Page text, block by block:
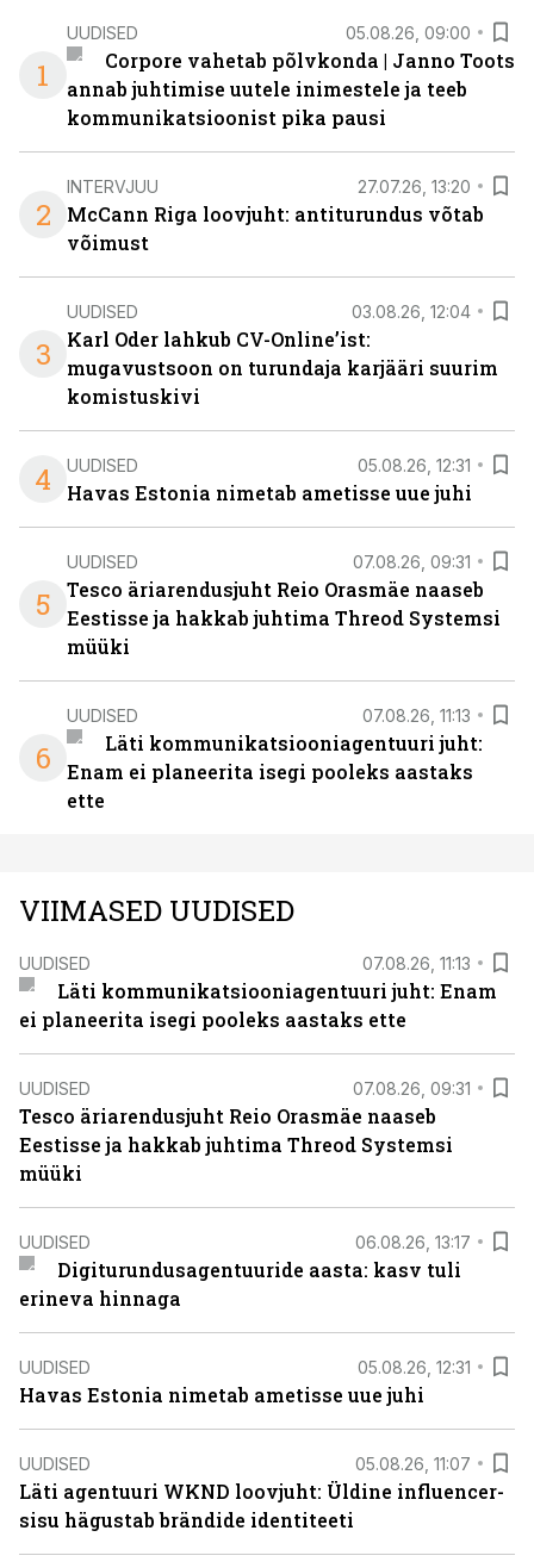
1
UUDISED 05.08.26, 09:00
Corpore vahetab põlvkonda | Janno Toots
annab juhtimise uutele inimestele ja teeb
kommunikatsioonist pika pausi
2
INTERVJUU 27.07.26, 13:20
McCann Riga loovjuht: antiturundus võtab
võimust
3
UUDISED 03.08.26, 12:04
Karl Oder lahkub CV-Online’ist:
mugavustsoon on turundaja karjääri suurim
komistuskivi
4 UUDISED 05.08.26, 12:31
Havas Estonia nimetab ametisse uue juhi
5
UUDISED 07.08.26, 09:31
Tesco äriarendusjuht Reio Orasmäe naaseb
Eestisse ja hakkab juhtima Threod Systemsi
müüki
6
UUDISED 07.08.26, 11:13
Läti kommunikatsiooniagentuuri juht:
Enam ei planeerita isegi pooleks aastaks
ette
VIIMASED UUDISED
UUDISED 07.08.26, 11:13
Läti kommunikatsiooniagentuuri juht: Enam
ei planeerita isegi pooleks aastaks ette
UUDISED 07.08.26, 09:31
Tesco äriarendusjuht Reio Orasmäe naaseb
Eestisse ja hakkab juhtima Threod Systemsi
müüki
UUDISED 06.08.26, 13:17
Digiturundusagentuuride aasta: kasv tuli
erineva hinnaga
UUDISED 05.08.26, 12:31
Havas Estonia nimetab ametisse uue juhi
UUDISED 05.08.26, 11:07
Läti agentuuri WKND loovjuht: Üldine influencer-
sisu hägustab brändide identiteeti